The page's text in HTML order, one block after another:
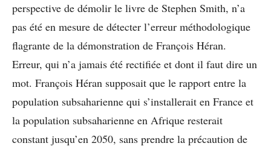
perspective de démolir le livre de Stephen Smith, n’a
pas été en mesure de détecter l’erreur méthodologique
flagrante de la démonstration de François Héran.
Erreur, qui n’a jamais été rectifiée et dont il faut dire un
mot. François Héran supposait que le rapport entre la
population subsaharienne qui s’installerait en France et
la population subsaharienne en Afrique resterait
constant jusqu’en 2050, sans prendre la précaution de